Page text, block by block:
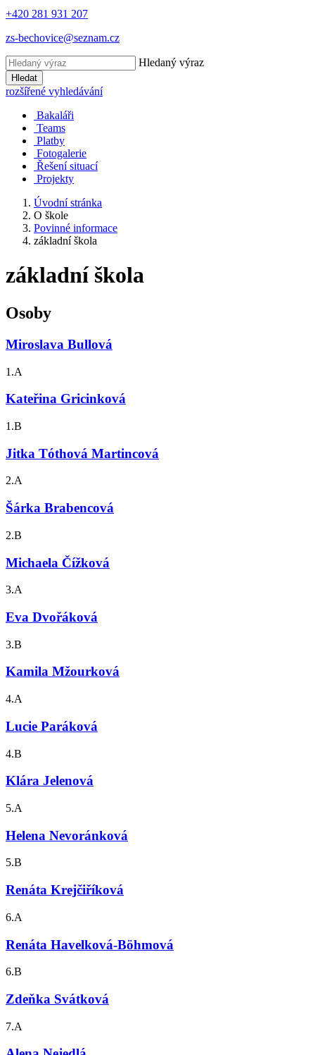
+420 281 931 207
zs-bechovice@seznam.cz
Hledaný výraz
Hledat
rozšířené vyhledávání
Bakaláři
Teams
Platby
Fotogalerie
Řešení situací
Projekty
Úvodní stránka
O škole
Povinné informace
základní škola
základní škola
Osoby
Miroslava Bullová
1.A
Kateřina Gricinková
1.B
Jitka Tóthová Martincová
2.A
Šárka Brabencová
2.B
Michaela Čížková
3.A
Eva Dvořáková
3.B
Kamila Mžourková
4.A
Lucie Paráková
4.B
Klára Jelenová
5.A
Helena Nevoránková
5.B
Renáta Krejčiříková
6.A
Renáta Havelková-Böhmová
6.B
Zdeňka Svátková
7.A